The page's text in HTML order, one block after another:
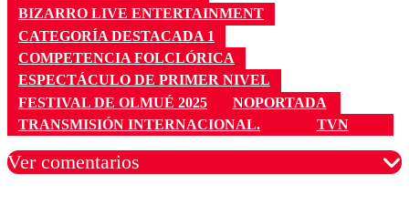
BIZARRO LIVE ENTERTAINMENT
CATEGORÍA DESTACADA 1
COMPETENCIA FOLCLÓRICA
ESPECTÁCULO DE PRIMER NIVEL
FESTIVAL DE OLMUÉ 2025
NOPORTADA
TRANSMISIÓN INTERNACIONAL.
TVN
Ver comentarios